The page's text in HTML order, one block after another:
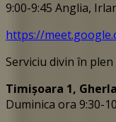
9:00-9:45 Anglia,
https://
Serviciu divin în
Timișoara 1,
Duminica ora 9:30-